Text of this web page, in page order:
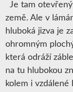
Je tam
země. Ale v
hluboká jizva je
ohromným
která odráží
na tu hlubokou
kolem i